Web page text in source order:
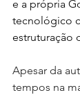
e a própria
tecnológico
estruturação
Apesar da
tempos na